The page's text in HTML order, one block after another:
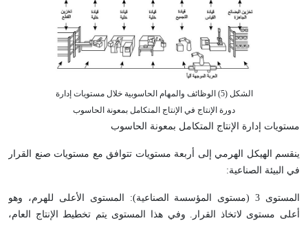
الشكل (5) الوظائف والمهام الحاسوبية خلال مستويات إدارة
دورة الإنتاج في الإنتاج المتكامل بمعونة الحاسوب
مستويات إدارة الإنتاج المتكامل بمعونة الحاسوب
ينقسم الهيكل الهرمي إلى أربعة مستويات تتوافق مع مستويات صنع القرار
في البيئة الصناعية:
المستوى 3 (مستوى المؤسسة الصناعية): المستوى الأعلى للهرم، وهو
أعلى مستوى لاتخاذ القرار. وفي هذا المستوى يتم تخطيط الإنتاج العام،